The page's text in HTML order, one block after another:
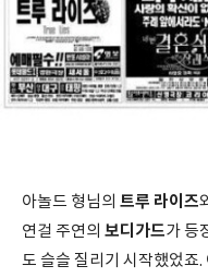
아놀드 형님의 트루 라이즈
연걸 주연의 보디가드가 등
도 슬슬 질리기 시작했었죠